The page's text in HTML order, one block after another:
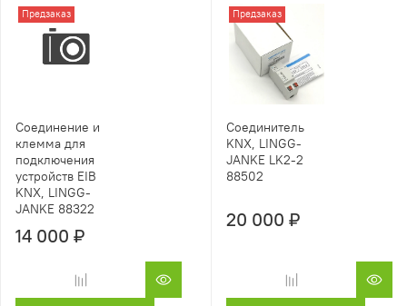
Предзаказ
Соединение и
клемма для
подключения
устройств EIB
KNX, LINGG-
JANKE 88322
14 000 ₽
Предзаказ
Cоединитель
KNX, LINGG-
JANKE LK2-2
88502
20 000 ₽